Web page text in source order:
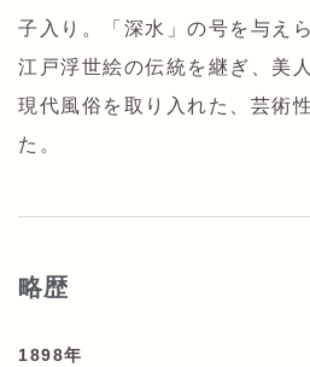
子入り。「深水」の号を与えら
江戸浮世絵の伝統を継ぎ、美
現代風俗を取り入れた、芸術
た。
略歴
1898年